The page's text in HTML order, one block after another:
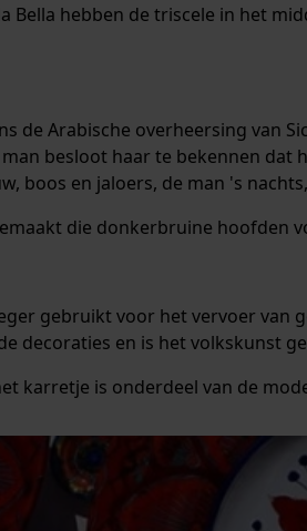
Bella hebben de triscele in het
de Arabische overheersing van
besloot haar te bekennen
boos en jaloers, de man 's
die donkerbruine hoofden
gebruikt voor het vervoer
decoraties en is het volkskunst
karretje is onderdeel van de